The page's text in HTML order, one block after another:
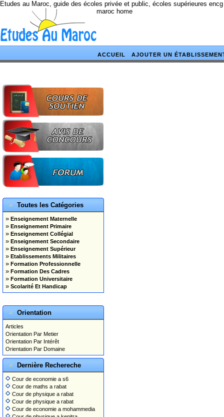
Etudes au Maroc, guide des écoles privée et public, écoles supérieures
maroc home
ACCUEIL AJOUTER UN
Toutes les Catégories
» Enseignement Maternelle
» Enseignement Primaire
» Enseignement Collégial
» Enseignement Secondaire
» Enseignement Supérieur
» Etablissements Militaires
» Formation Professionnelle
» Formation Des Cadres
» Formation Universitaire
» Scolarité Et Handicap
Orientation
Articles
Orientation Par Metier
Orientation Par Intérêt
Orientation Par Domaine
Dernière Rechereche
Cour de economie a s6
Cour de maths a rabat
Cour de physique a rabat
Cour de physique a rabat
Cour de economie a mohammedia